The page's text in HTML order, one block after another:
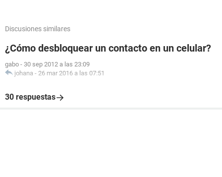
Discusiones similares
¿Cómo desbloquear un contacto en un celular?
gabo - 30 sep 2012 a las 23:09
johana - 26 mar 2016 a las 07:51
30 respuestas